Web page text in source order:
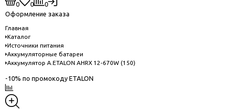
0 0
0
Оформление заказа
Главная
Каталог
Источники питания
Аккумуляторные батареи
Аккумулятор A.ETALON AHRX 12-670W (150)
-10% по промокоду ETALON